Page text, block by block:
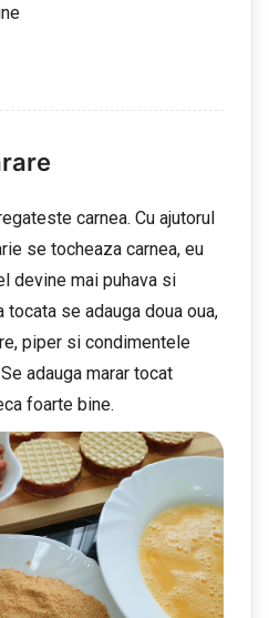
carnea. Cu ajutorul
se tocheaza carnea, eu
devine mai puhava si
se adauga doua oua,
piper si condimentele
adauga marar tocat
foarte bine.